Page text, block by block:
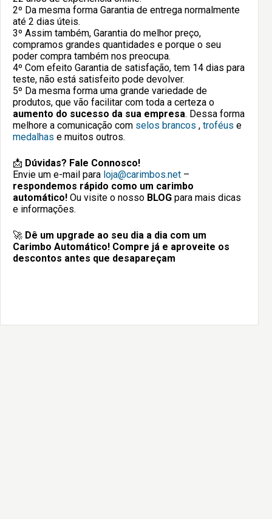
2º Da mesma forma Garantia de entrega normalmente
até 2 dias úteis.
3º Assim também, Garantia do melhor preço,
compramos grandes quantidades e porque o seu
poder compra também nos preocupa.
4º Com efeito Garantia de satisfação, tem 14 dias para
teste, não está satisfeito pode devolver.
5º Da mesma forma uma grande variedade de
produtos, que vão facilitar com toda a certeza o
aumento do sucesso da sua empresa. Dessa forma
melhore a comunicação com selos brancos , troféus e
medalhas e muitos outros.
📩 Dúvidas? Fale Connosco!
Envie um e-mail para loja@carimbos.net –
respondemos rápido como um carimbo
automático! Ou visite o nosso BLOG para mais dicas
e informações.
🚀 Dê um upgrade ao seu dia a dia com um
Carimbo Automático! Compre já e aproveite os
descontos antes que desapareçam